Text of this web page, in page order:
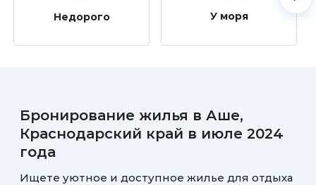
Недорого У моря
Бронирование жилья в Аше,
Краснодарский край в июле 2024
года
Ищете уютное и доступное жилье для отдыха